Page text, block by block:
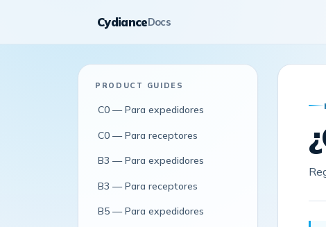
CydianceDocs
PRODUCT GUIDES
C0 — Para expedidores
C0 — Para receptores
B3 — Para expedidores
B3 — Para receptores
B5 — Para expedidores